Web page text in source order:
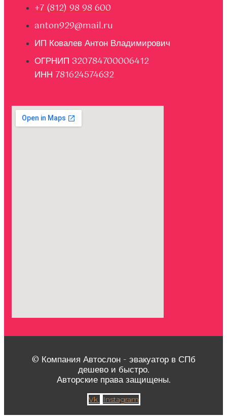
+7 (812) 98 98 600
anton929@mail.ru
ИП Ковалев Антон Владимирович
ОГРНИП 320784700006412
ИНН 781624574632
© Компания Автослон - эвакуатор в СПб
дешево и быстро.
Авторские права защищены.
Vk Instagram